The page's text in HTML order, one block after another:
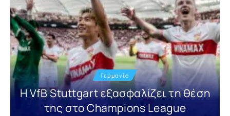
Γερμανία
Η VfB Stuttgart εξασφαλίζει τη θέση
της στο Champions League